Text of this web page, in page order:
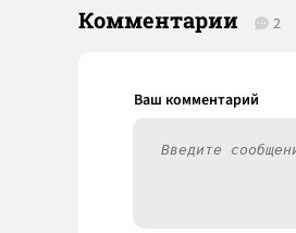
Комментарии 2